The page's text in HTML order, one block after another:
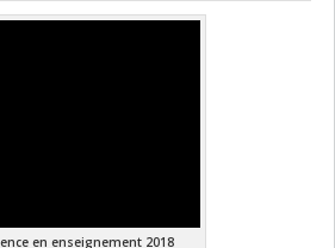
en enseignement 2018